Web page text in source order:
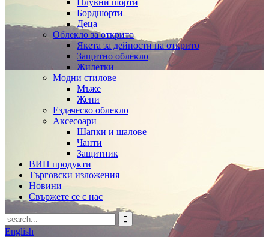
Плувни шорти
Бордшорти
Деца
Облекло за открито
Якета за дейности на открито
Защитно облекло
Жилетки
Модни стилове
Мъже
Жени
Ездаческо облекло
Аксесоари
Шапки и шалове
Чанти
Защитник
ВИП продукти
Търговски изложения
Новини
Свържете се с нас
English